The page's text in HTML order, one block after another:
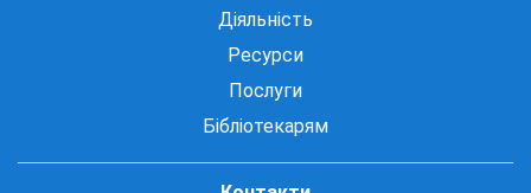
Діяльність
Ресурси
Послуги
Бібліотекарям